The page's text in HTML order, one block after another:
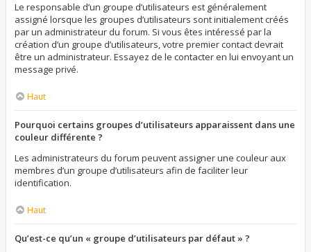
Le responsable d’un groupe d’utilisateurs est généralement
assigné lorsque les groupes d’utilisateurs sont initialement créés
par un administrateur du forum. Si vous êtes intéressé par la
création d’un groupe d’utilisateurs, votre premier contact devrait
être un administrateur. Essayez de le contacter en lui envoyant un
message privé.
Haut
Pourquoi certains groupes d’utilisateurs apparaissent dans une
couleur différente ?
Les administrateurs du forum peuvent assigner une couleur aux
membres d’un groupe d’utilisateurs afin de faciliter leur
identification.
Haut
Qu’est-ce qu’un « groupe d’utilisateurs par défaut » ?